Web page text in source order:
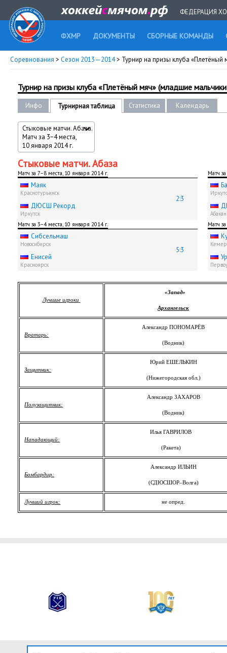
ФЕДЕРАЦИЯ
ФХМР ДОКУМЕНТЫ СБОРНЫЕ КОМАНДЫ
Соревнования > Сезон 2013—2014> Турнир на призы клуба «Плетёный
Турнир на призы клуба «Плетёный мяч» (младшие
Инфо Турнирная таблица Статистика Календарь
Стыковые матчи. Абаза.
Матч за 3−4 места,
10 января 2014 г.
Стыковые матчи. Абаза
Матч за 7−8 места, 10 января 2014 г.
Маяк
Краснотурьинск
2:3
ДЮСШ Рекорд
Иркутск
Матч
Абакан
Матч за 3−4 места, 10 января 2014 г.
Сибсельмаш
Новосибирск
5:3
Енисей
Красноярск
Матч
Лучшие игроки
«Запад»
Архангельск
Вратарь:
Александр ПОНОМАРЁВ
(Водник)
Защитник:
Юрий ЕШЕЛЬКИН
(Нижегородская обл.)
Полузащитник:
Александр ЗАХАРОВ
(Водник)
Нападающий:
Илья ГАВРИЛОВ
(Ракета)
Бомбардир:
Александр ИЛЬИН
(СДЮСШОР–Волга)
Лучший игрок: не опред.